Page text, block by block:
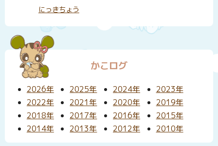
にっきちょう
かこログ
2026年 2025年 2024年
2023年
2022年
2021年 2020年
2019年
2018年
2017年 2016年
2015年
2014年
2013年 2012年 2010年